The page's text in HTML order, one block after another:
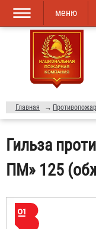
Перейти к
основному
содержанию
Skip to
navigation
меню
Главная →
Гильза
ПМ» 125